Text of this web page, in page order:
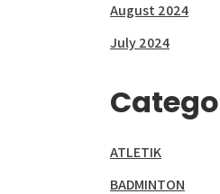
August 2024
July 2024
ATLETIK
BADMINTON